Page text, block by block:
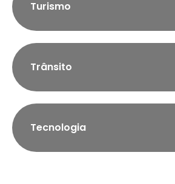
Turismo
Trânsito
Tecnologia